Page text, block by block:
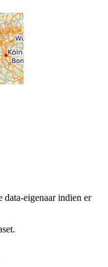
data-eigenaar indien er